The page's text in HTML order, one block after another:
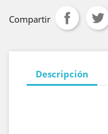
Compartir
Descripción